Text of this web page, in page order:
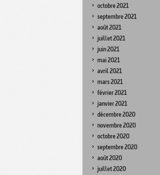
octobre 2021
septembre 2021
août 2021
juillet 2021
juin 2021
mai 2021
avril 2021
mars 2021
février 2021
janvier 2021
décembre 2020
novembre 2020
octobre 2020
septembre 2020
août 2020
juillet 2020